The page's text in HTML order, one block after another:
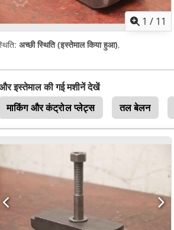
1 / 11
अच्छी स्थिति (इस्तेमाल किया हुआ),
इस्तेमाल की गई मशीनें देखें
माकिंग और कंट्रोल प्लेट्स
तल बेलन